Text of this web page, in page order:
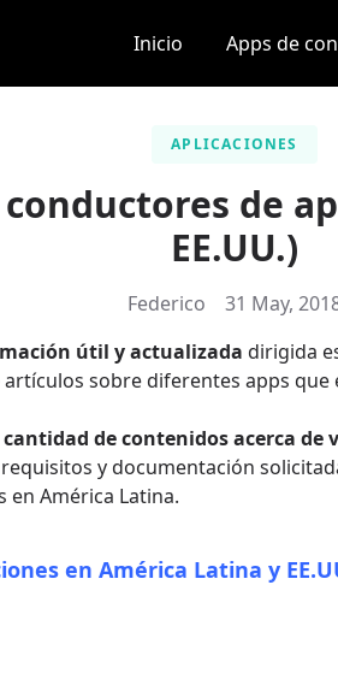
Inicio Apps de
APLICACIONES
de
EE.UU.)
Federico
31 May,
útil y actualizada dirigida
sobre diferentes apps que
de contenidos acerca de
y documentación
América Latina.
en América Latina y